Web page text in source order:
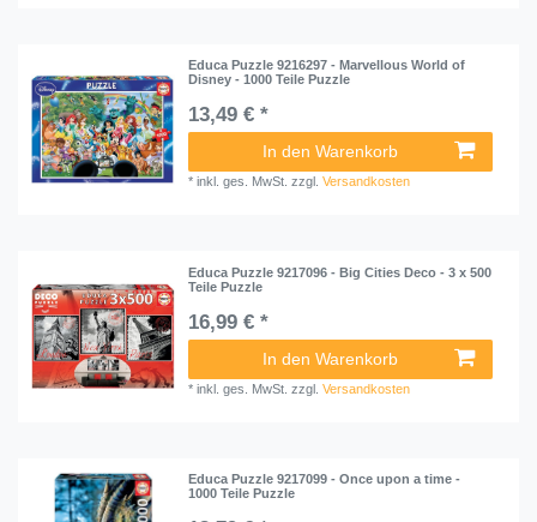
Educa Puzzle 9216297 - Marvellous World of
Disney - 1000 Teile Puzzle
13,49 € *
In den Warenkorb
*inkl. ges. MwSt. zzgl.Versandkosten
Educa Puzzle 9217096 - Big Cities Deco - 3 x 500
Teile Puzzle
16,99 € *
In den Warenkorb
*inkl. ges. MwSt. zzgl.Versandkosten
Educa Puzzle 9217099 - Once upon a time -
1000 Teile Puzzle